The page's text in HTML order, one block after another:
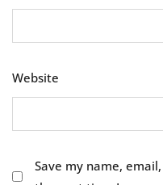
Website
Save my name,